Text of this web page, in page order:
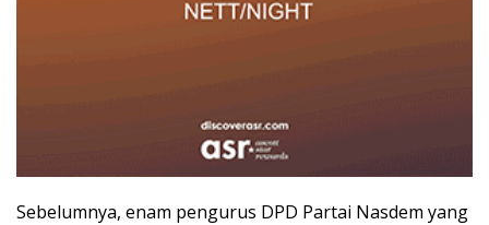
Sebelumnya, enam pengurus DPD Partai Nasdem yang